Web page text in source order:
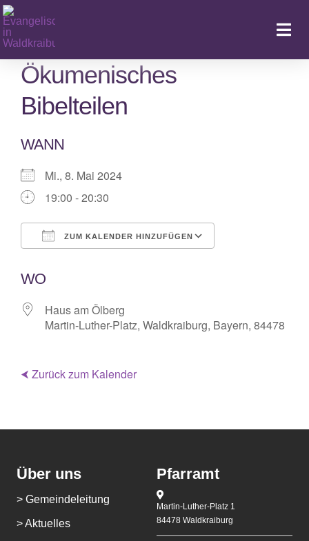
Zum
Inhalt
springen
Ökumenisches
Bibelteilen
WANN
Mi., 8. Mai 2024
19:00 - 20:30
ZUM KALENDER HINZUFÜGEN
WO
Haus am Ölberg
Martin-Luther-Platz, Waldkraiburg, Bayern, 84478
⮜ Zurück zum Kalender
Über uns
> Gemeindeleitung
> Aktuelles
Pfarramt
Martin-Luther-Platz 1
84478 Waldkraiburg